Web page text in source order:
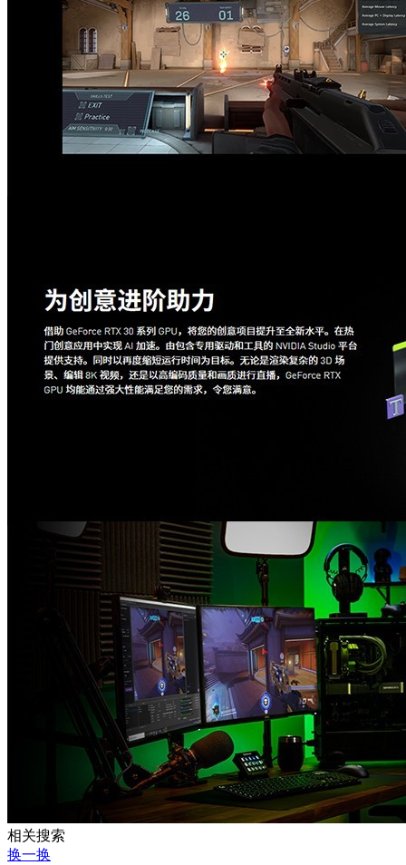
相关搜索
换一换